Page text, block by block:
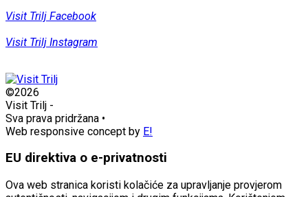
Visit Trilj Facebook
Visit Trilj Instagram
©2026
Visit Trilj -
Sva prava pridržana •
Web responsive concept by E!
EU direktiva o e-privatnosti
Ova web stranica koristi kolačiće za upravljanje provjerom